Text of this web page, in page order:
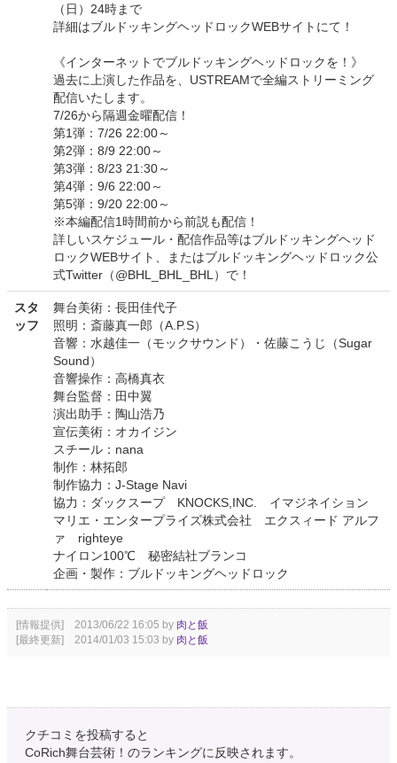
（日）24時まで
詳細はブルドッキングヘッドロックWEBサイトにて！
《インターネットでブルドッキングヘッドロックを！》
過去に上演した作品を、USTREAMで全編ストリーミング
配信いたします。
7/26から隔週金曜配信！
第1弾：7/26 22:00～
第2弾：8/9 22:00～
第3弾：8/23 21:30～
第4弾：9/6 22:00～
第5弾：9/20 22:00～
※本編配信1時間前から前説も配信！
詳しいスケジュール・配信作品等はブルドッキングヘッド
ロックWEBサイト、またはブルドッキングヘッドロック公
式Twitter（@BHL_BHL_BHL）で！
スタ
ッフ
舞台美術：長田佳代子
照明：斎藤真一郎（A.P.S）
音響：水越佳一（モックサウンド）・佐藤こうじ（Sugar
Sound）
音響操作：高橋真衣
舞台監督：田中翼
演出助手：陶山浩乃
宣伝美術：オカイジン
スチール：nana
制作：林拓郎
制作協力：J-Stage Navi
協力：ダックスープ KNOCKS,INC. イマジネイション
マリエ・エンタープライズ株式会社 エクスィード アルフ
ァ righteye
ナイロン100℃ 秘密結社ブランコ
企画・製作：ブルドッキングヘッドロック
[情報提供] 2013/06/22 16:05 by 肉と飯
[最終更新] 2014/01/03 15:03 by 肉と飯
クチコミを投稿すると
CoRich舞台芸術！のランキングに反映されます。